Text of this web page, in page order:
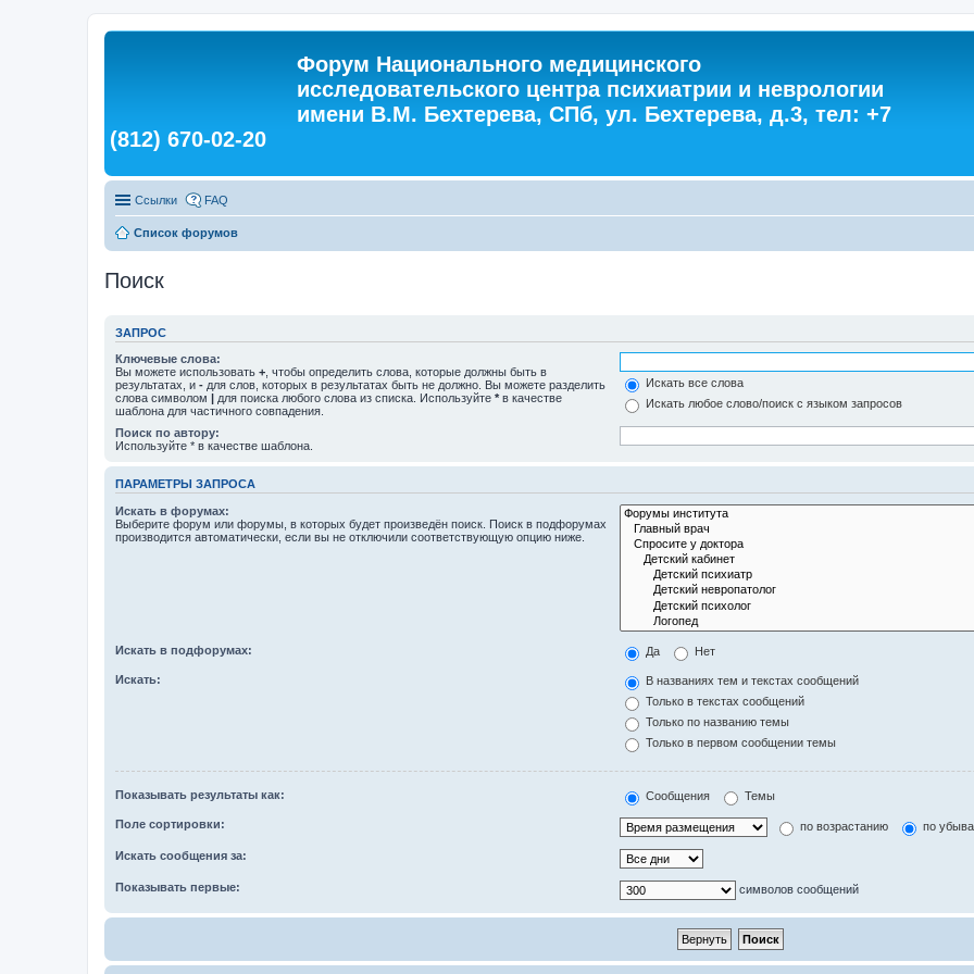
Форум Национального медицинского
исследовательского центра психиатрии и неврологии
имени В.М. Бехтерева, СПб, ул. Бехтерева, д.3, тел: +7
(812) 670-02-20
Ссылки FAQ
Список форумов
Поиск
ЗАПРОС
Ключевые слова:
Вы можете использовать + , чтобы определить слова, которые должны быть в
результатах, и - для слов, которых в результатах быть не должно. Вы можете разделить
слова символом | для поиска любого слова из списка. Используйте * в качестве
шаблона для частичного совпадения.
Искать все слова
Искать любое слово/поиск с языком запросов
Поиск по автору:
Используйте * в качестве шаблона.
ПАРАМЕТРЫ ЗАПРОСА
Искать в форумах:
Выберите форум или форумы, в которых будет произведён поиск. Поиск в подфорумах
производится автоматически, если вы не отключили соответствующую опцию ниже.
Искать в подфорумах: Да Нет
Искать:
В названиях тем и текстах сообщений
Только в текстах сообщений
Только по названию темы
Только в первом сообщении темы
Показывать результаты как: Сообщения Темы
Поле сортировки: по возрастанию по
Искать сообщения за:
Показывать первые: символов сообщений